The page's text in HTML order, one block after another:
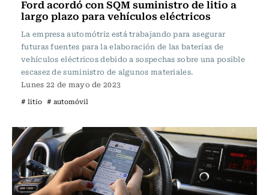
Ford acordó con SQM suministro de litio a
largo plazo para vehículos eléctricos
La empresa automótriz está trabajando para asegurar
futuras fuentes para la elaboración de las baterías de
vehículos eléctricos debido a sospechas sobre una posible
escasez de suministro de algunos materiales.
Lunes 22 de mayo de 2023
# litio # automóvil